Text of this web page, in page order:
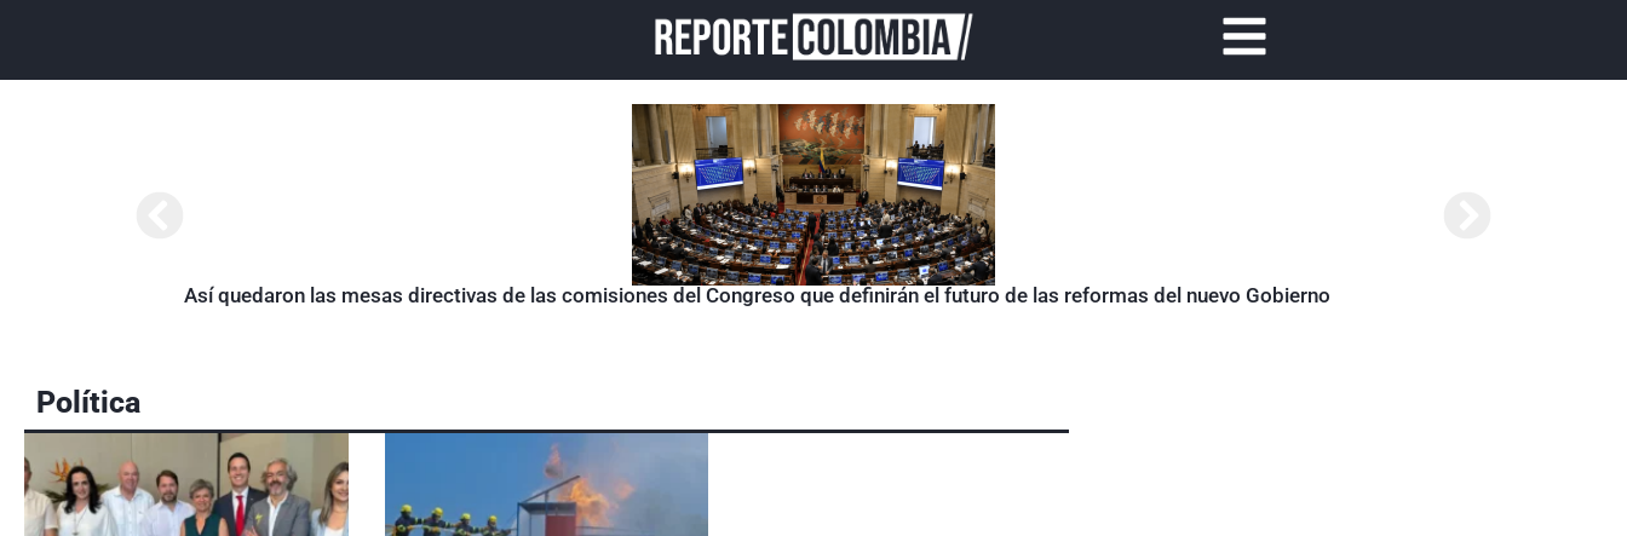
Así quedaron las mesas directivas de las comisiones del Congreso que definirán el futuro de las reformas del nuevo Gobierno
Política